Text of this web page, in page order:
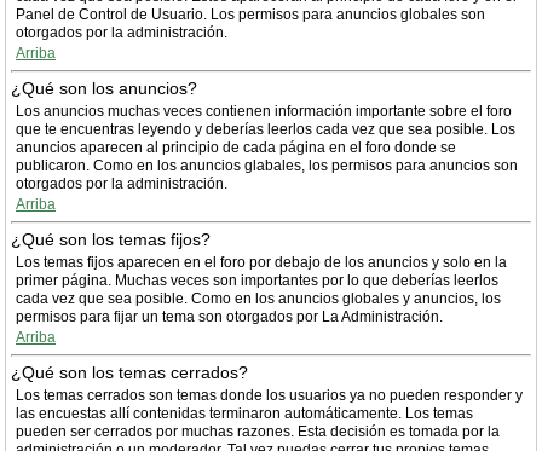
Panel de Control de Usuario. Los permisos para anuncios globales son
otorgados por la administración.
Arriba
¿Qué son los anuncios?
Los anuncios muchas veces contienen información importante sobre el foro
que te encuentras leyendo y deberías leerlos cada vez que sea posible. Los
anuncios aparecen al principio de cada página en el foro donde se
publicaron. Como en los anuncios glabales, los permisos para anuncios son
otorgados por la administración.
Arriba
¿Qué son los temas fijos?
Los temas fijos aparecen en el foro por debajo de los anuncios y solo en la
primer página. Muchas veces son importantes por lo que deberías leerlos
cada vez que sea posible. Como en los anuncios globales y anuncios, los
permisos para fijar un tema son otorgados por La Administración.
Arriba
¿Qué son los temas cerrados?
Los temas cerrados son temas donde los usuarios ya no pueden responder y
las encuestas allí contenidas terminaron automáticamente. Los temas
pueden ser cerrados por muchas razones. Esta decisión es tomada por la